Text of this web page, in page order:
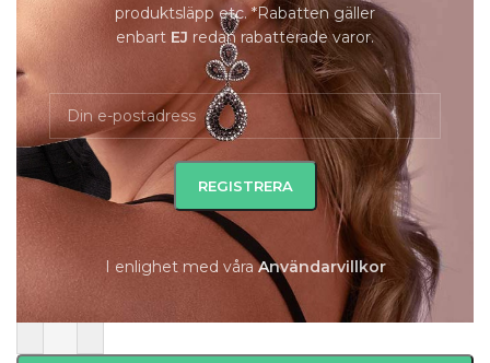
produktsläpp etc. *Rabatten gäller
enbart EJ redan rabatterade varor.
I enlighet med våraAnvändarvillkor
Valentina Ss Yellow | Crystal Örhängen |
Silver
699 kr 525 kr
Beställningsvara 4-7 Dagar.
Beställningsvara 4-7 Dagar.
-